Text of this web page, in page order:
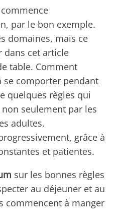
commence
par le bon exemple.
domaines, mais ce
dans cet article
table. Comment
se comporter pendant
quelques règles qui
seulement par les
adultes.
grâce à
et patientes.
sur les bonnes règles
au déjeuner et au
commencent à manger